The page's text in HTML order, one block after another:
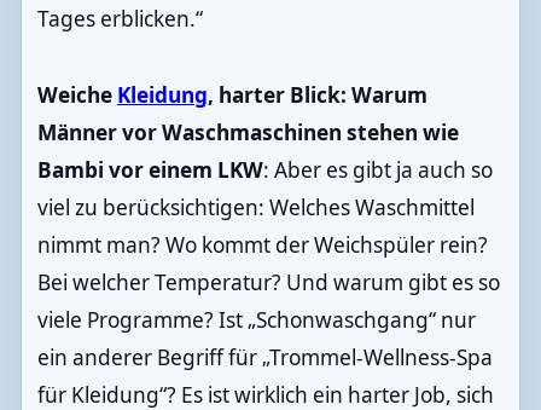
Tages erblicken.“
Weiche Kleidung, harter Blick: Warum
Männer vor Waschmaschinen stehen wie
Bambi vor einem LKW: Aber es gibt ja auch so
viel zu berücksichtigen: Welches Waschmittel
nimmt man? Wo kommt der Weichspüler rein?
Bei welcher Temperatur? Und warum gibt es so
viele Programme? Ist „Schonwaschgang“ nur
ein anderer Begriff für „Trommel-Wellness-Spa
für Kleidung“? Es ist wirklich ein harter Job, sich